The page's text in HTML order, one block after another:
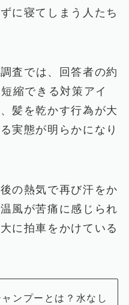
に寝てしまう人たち
査では、回答者の約
縮できる対策アイ
髪を乾かす行為が大
実態が明らかになり
の熱気で再び汗をか
風が苦痛に感じられ
に拍車をかけている
ャンプーとは？水なし